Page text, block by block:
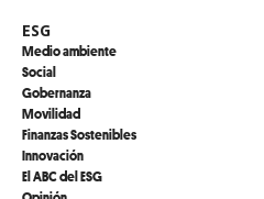
ESG
Medio ambiente
Social
Gobernanza
Movilidad
Finanzas Sostenibles
Innovación
El ABC del ESG